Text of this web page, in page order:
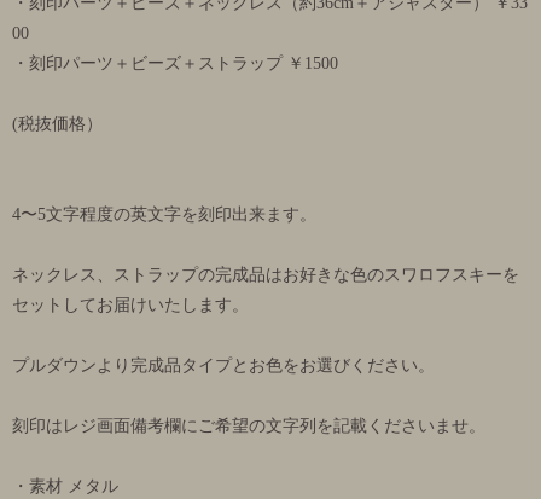
00
・刻印パーツ＋ビーズ＋ストラップ ￥1500
(税抜価格）
4〜5文字程度の英文字を刻印出来ます。
ネックレス、ストラップの完成品はお好きな色のスワロフスキーを
セットしてお届けいたします。
プルダウンより完成品タイプとお色をお選びください。
刻印はレジ画面備考欄にご希望の文字列を記載くださいませ。
・素材 メタル